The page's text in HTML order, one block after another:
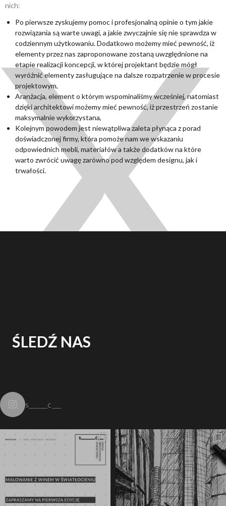
nich:
Po pierwsze zyskujemy pomoc i profesjonalną opinie o tym jakie
rozwiązania są warte uwagi, a jakie zwyczajnie się nie sprawdza w
codziennym użytkowaniu. Dodatkowo możemy mieć pewność, iż
elementy przez nas zaproponowane zostaną uwzględnione na
etapie realizacji koncepcji, w której projektant będzie mógł
wyróżnić elementy zasługujące na dalsze rozpatrzenie w procesie
projektowym,
Aranżacja, element o którym wspominaliśmy wcześniej, natomiast
dzięki architektowi możemy mieć pewność, iż przestrzeń zostanie
maksymalnie wykorzystana,
Kolejnym powodem jest niewątpliwa zaleta płynąca z porad
doświadczonej firmy, która pomoże nam we wskazaniu
odpowiednich mebli, materiałów a także dodatków na które
warto zwrócić uwagę zarówno pod względem designu, jak i
trwałości.
ŚLEDŹ NAS
s______c___